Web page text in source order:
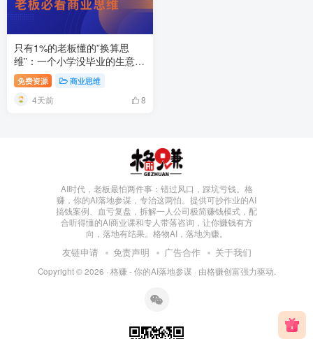
只有1%的老板懂的”换算思
维”：一个小学没毕业的生意
人，靠什么两年当上区域销售
总监？
免费资源 商业思维
4天前 8
AI时代，老板最怕两件事：错过风口，踩坑亏钱。格
赚，你的AI落地参谋，专治这两怕。提供可抄作业的AI
搞钱案例、血亏复盘，拆解一人公司极简赚钱模式，配
合听得懂的AI商业课和专人带落咨询，让你赚钱有方
向，落地有结果。格物AI，落地为赚。
友链申请 免责声明 广告合作 关于我们
Copyright © 2026 · 格赚 - 你的AI落地参谋· 由格赚创富强力驱动.